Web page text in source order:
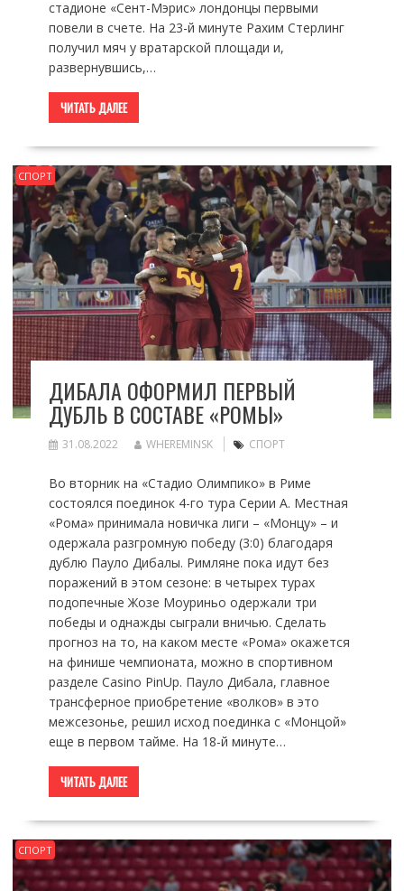
стадионе «Сент-Мэрис» лондонцы первыми
повели в счете. На 23-й минуте Рахим Стерлинг
получил мяч у вратарской площади и,
развернувшись,…
ЧИТАТЬ ДАЛЕЕ
СПОРТ
ДИБАЛА ОФОРМИЛ ПЕРВЫЙ
ДУБЛЬ В СОСТАВЕ «РОМЫ»
31.08.2022 WHEREMINSK СПОРТ
Во вторник на «Стадио Олимпико» в Риме
состоялся поединок 4-го тура Серии А. Местная
«Рома» принимала новичка лиги – «Монцу» – и
одержала разгромную победу (3:0) благодаря
дублю Пауло Дибалы. Римляне пока идут без
поражений в этом сезоне: в четырех турах
подопечные Жозе Моуриньо одержали три
победы и однажды сыграли вничью. Сделать
прогноз на то, на каком месте «Рома» окажется
на финише чемпионата, можно в спортивном
разделе Casino PinUp. Пауло Дибала, главное
трансферное приобретение «волков» в это
межсезонье, решил исход поединка с «Монцой»
еще в первом тайме. На 18-й минуте…
ЧИТАТЬ ДАЛЕЕ
СПОРТ